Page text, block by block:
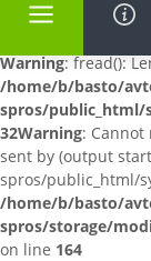
Warning: fread():
/home/b/basto/
spros/
32Warning:
sent by (output
spros/public_html/
/home/b/basto/
spros/storage/
on line 164